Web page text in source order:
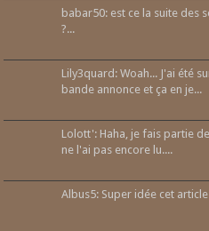
babar50: est ce la suite des
?...
Lily3quard: Woah... J'ai été
bande annonce et ça en je...
Lolott': Haha, je fais partie
ne l'ai pas encore lu....
Albus5: Super idée cet